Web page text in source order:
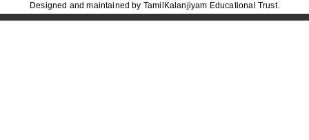
Designed and maintained by TamilKalanjiyam Educational Trust.